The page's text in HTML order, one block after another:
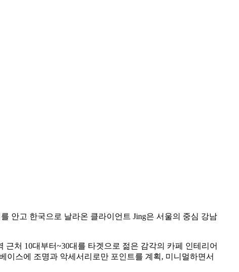
안고 한국으로 날라온 클라이언트 Jing은 서울의 중심 강남
처 10대부터~30대를 타겟으로 젊은 감각의 카페 인테리어
이스에 조명과 악세서리로만 포인트를 계획, 미니멀하면서